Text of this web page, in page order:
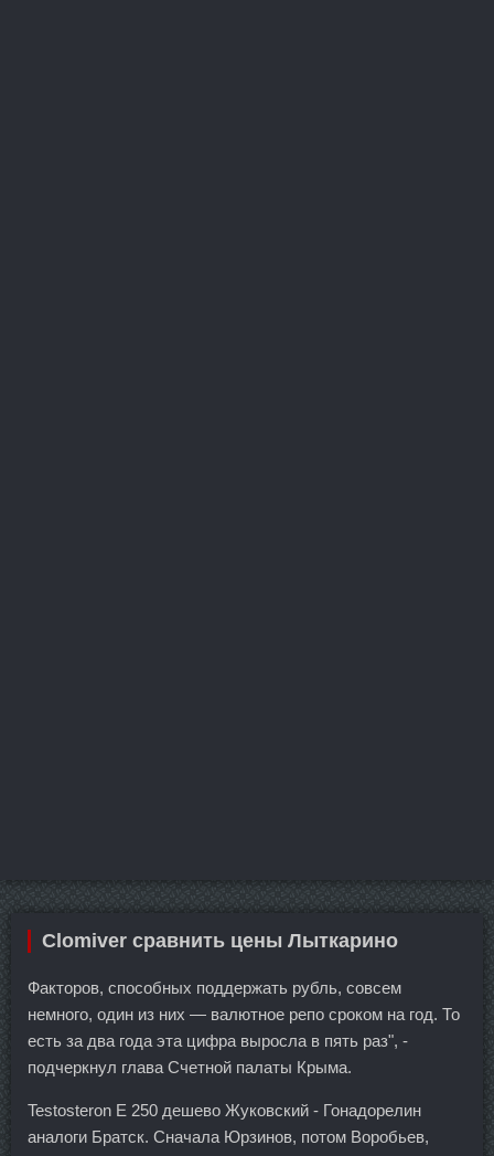
Clomiver сравнить цены Лыткарино
Факторов, способных поддержать рубль, совсем
немного, один из них — валютное репо сроком на год. То
есть за два года эта цифра выросла в пять раз", -
подчеркнул глава Счетной палаты Крыма.
Testosteron E 250 дешево Жуковский - Гонадорелин
аналоги Братск. Сначала Юрзинов, потом Воробьев,